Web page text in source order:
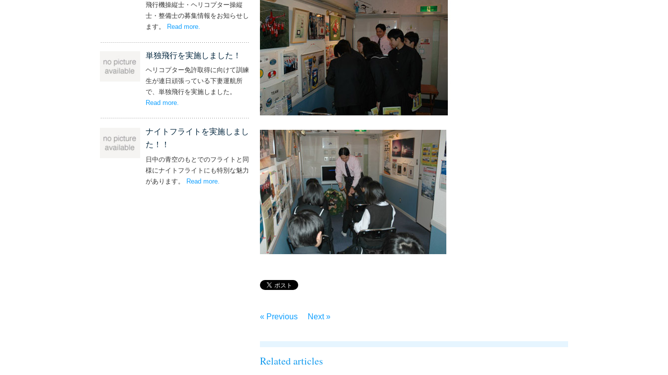
« Previous Next »
飛行機操縦士・ヘリコプター操縦
士・整備士の募集情報をお知らせし
ます。
Read more – ‘飛行機・ヘリコプター 操縦士・整備士｜募集情報’
単独飛行を実施しました！
ヘリコプター免許取得に向けて訓練
生が連日頑張っている下妻運航所
で、単独飛行を実施しました。
Read more– ‘単独飛行を実施しました！’
.
ナイトフライトを実施しまし
た！！
日中の青空のもとでのフライトと同
様にナイトフライトにも特別な魅力
があります。 Read more – ‘ナイトフライトを実施しました！！’
Related articles